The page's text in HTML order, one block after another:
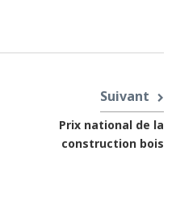
Suivant
Prix national de la
construction bois